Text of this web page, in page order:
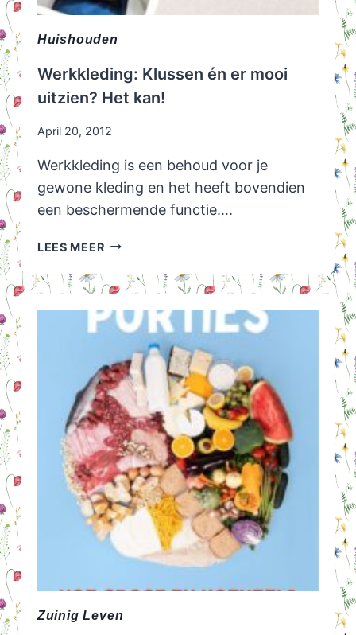
Huishouden
Werkkleding: Klussen én er mooi
uitzien? Het kan!
April 20, 2012
Werkkleding is een behoud voor je
gewone kleding en het heeft bovendien
een beschermende functie….
LEES MEERWERKKLEDING:
ÉN
MOOI
UITZIEN?
HET
KAN!
Zuinig Leven